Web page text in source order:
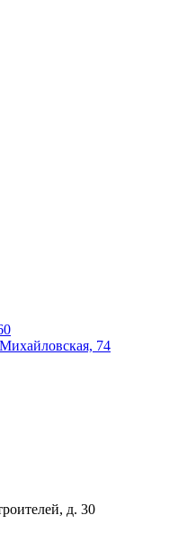
74
д. 30